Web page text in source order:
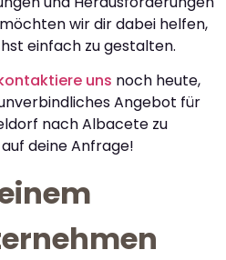
wir dir dabei helfen,
einfach zu gestalten.
uns noch heute,
Angebot für
nach Albacete zu
deine Anfrage!